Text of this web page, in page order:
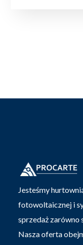
Jesteśmy
fotowoltaicznej i
sprzedaż zarówno
Nasza oferta